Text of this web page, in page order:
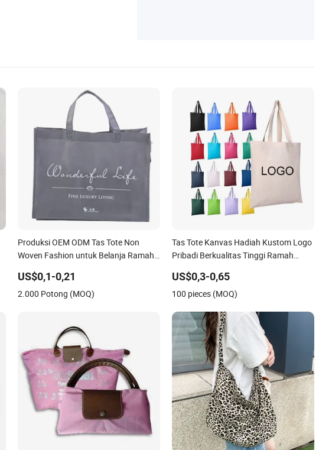
Produksi OEM ODM Tas Tote Non
Woven Fashion untuk Belanja Ramah
Loop PP Tas Tote Belanja Berwarna-
warni Non Woven
US$0,1-0,21
2.000 Potong (MOQ)
Tas Tote Kanvas Hadiah Kustom Logo
Pribadi Berkualitas Tinggi Ramah
Fashion Belanja Tas Reusable Pantai
Perjalanan Mewah Tas Tangan Wanita
US$0,3-0,65
100 pieces (MOQ)